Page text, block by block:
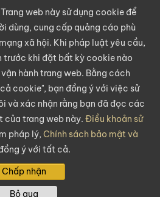
Business . Mọi quyền được bảo lưu.
Trang web này sử dụng cookie để
dùng, cung cấp quảng cáo phù
xã hội. Khi pháp luật yêu cầu,
trước khi đặt bất kỳ cookie nào
hành trang web. Bằng cách
cookie", bạn đồng ý với việc sử
và xác nhận rằng bạn đã đọc các
của trang web này. Điều khoản sử
pháp lý, Chính sách bảo mật và
ý với tất cả.
Chấp nhận
Bỏ qua